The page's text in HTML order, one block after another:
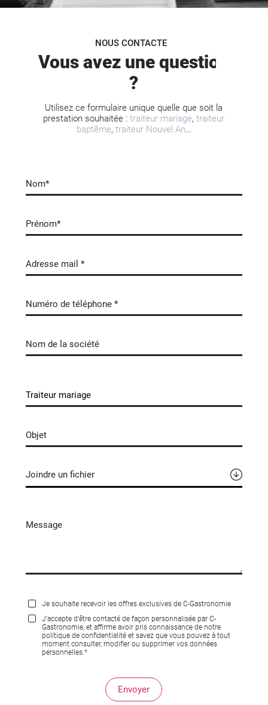
NOUS CONTACTER
Vous avez une question
?
Utilisez ce formulaire unique quelle que soit la
prestation souhaitée :traiteur mariage,traiteur
baptême, traiteur Nouvel An…
Joindre un fichier
Je souhaite recevoir les offres exclusives de C-Gastronomie
J'accepte d'être contacté de façon personnalisée par C-
Gastronomie, et affirme avoir pris connaissance de notre
politique de confidentialité et savez que vous pouvez à tout
moment consulter, modifier ou supprimer vos données
personnelles.*